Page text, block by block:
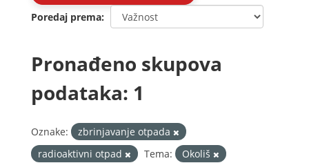
Poredaj prema
Pronađeno skupova
podataka: 1
Oznake:
zbrinjavanje otpada
radioaktivni otpad
Tema:
Okoliš